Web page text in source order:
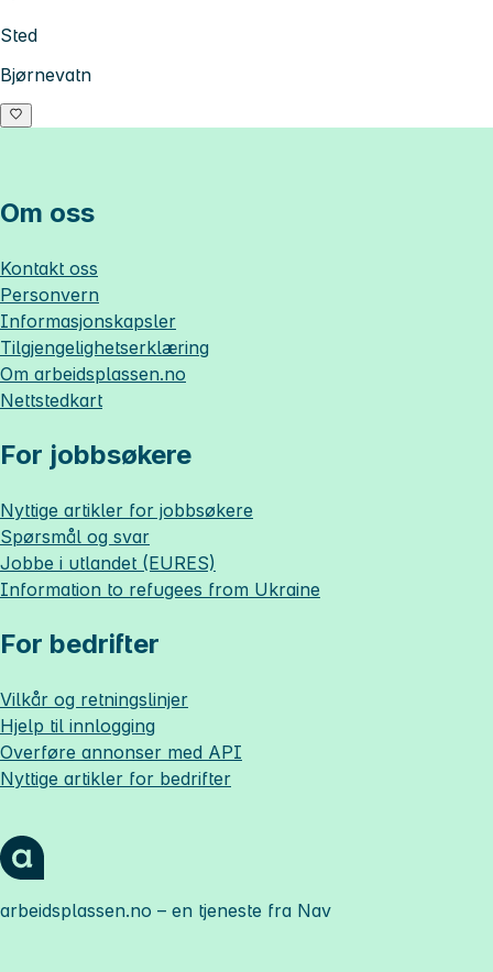
Sted
Bjørnevatn
Om oss
Kontakt oss
Personvern
Informasjonskapsler
Tilgjengelighetserklæring
Om arbeidsplassen.no
Nettstedkart
For jobbsøkere
Nyttige artikler for jobbsøkere
Spørsmål og svar
Jobbe i utlandet (EURES)
Information to refugees from Ukraine
For bedrifter
Vilkår og retningslinjer
Hjelp til innlogging
Overføre annonser med API
Nyttige artikler for bedrifter
arbeidsplassen.no – en tjeneste fra Nav